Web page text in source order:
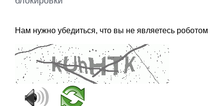
Нам нужно убедиться, что вы не являетесь роботом